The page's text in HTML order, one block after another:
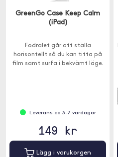
GreenGo Case Keep Calm
(iPad)
Fodralet går att ställa
horisontellt så du kan titta på
film samt surfa i bekvämt läge.
Leverans ca 3-7 vardagar
149 kr
Lägg i varukorgen